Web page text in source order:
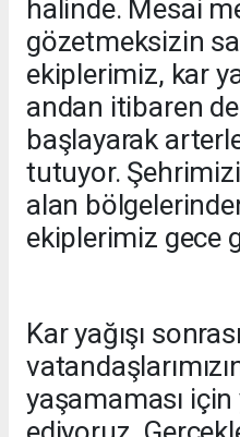
halinde. Mesai
gözetmeksizin
ekiplerimiz, kar
andan itibaren
başlayarak
tutuyor.
alan
ekiplerimiz gece
Kar yağışı sonrası
yaşamaması